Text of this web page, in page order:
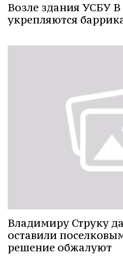
Возле здания УСБУ В
укрепляются
Владимиру Струку
оставили
решение обжалуют